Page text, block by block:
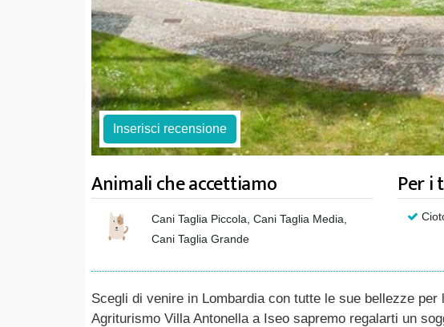
Inserisci recensione
Animali che accettiamo
Cani Taglia Piccola, Cani Taglia Media,
Cani Taglia Grande
Per i
Scegli di venire in Lombardia con tutte le sue bellezze
Agriturismo Villa Antonella a Iseo sapremo regalarti un